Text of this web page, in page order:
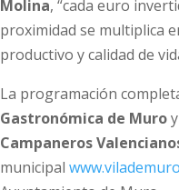
Molina, “cada euro
proximidad se multiplica
productivo y calidad de
La programación
Gastronómica de Muro
Campaneros
municipal